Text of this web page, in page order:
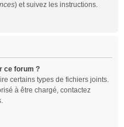
) et suivez les instructions.
ce forum ?
certains types de fichiers joints.
à être chargé, contactez